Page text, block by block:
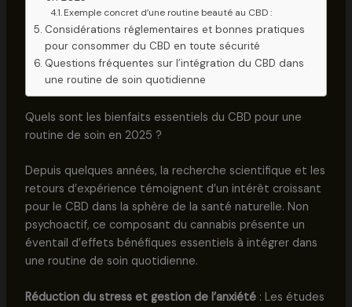
Exemple concret d’une routine beauté au CBD :
Considérations réglementaires et bonnes pratiques
pour consommer du CBD en toute sécurité
Questions fréquentes sur l’intégration du CBD dans
une routine de soin quotidienne
Quels sont les bienfaits essentiels du CBD pour une
routine de soin en 2025 ?
Depuis quelques années, la recherche scientifique et les
retours d’expérience témoignent d’un intérêt croissant
pour le CBD dans la sphère de la santé naturelle. Non
psychoactif, ce composant du cannabis présente un
éventail d’effets bénéfiques essentiels à intégrer dans
une routine de soin quotidienne.
Réduction du stress et gestion de l’anxiété: Les études